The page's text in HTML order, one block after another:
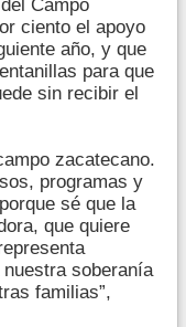
Campo
ciento el apoyo
año, y que
para que
sin recibir el
zacatecano.
programas y
sé que la
que quiere
soberanía
familias”,